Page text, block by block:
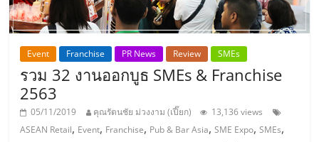
ไชส์,
ที่
ปรึกษา
แฟ
รน
ไชส์,
รวม
แฟ
Event Franchise PR News Review SMEs
รวม 32 งานออกบูธ SMEs & Franchise
2563
05/11/2019 คุณรัตนชัย ม่วงงาม (เปี๊ยก)
13,136 views
ASEAN Retail, Event, Franchise, Pub & Bar Asia,SME Expo,SMEs,